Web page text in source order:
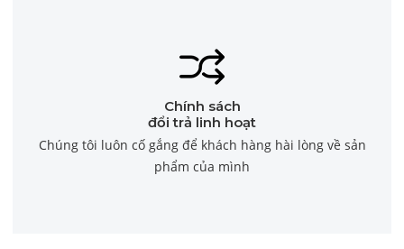
Chính sách
đổi trả linh hoạt
Chúng tôi luôn cố gắng để khách hàng hài lòng về sản
phẩm của mình